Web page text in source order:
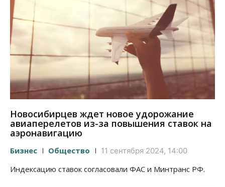
Новосибирцев ждет новое удорожание
авиаперелетов из-за повышения ставок на
аэронавигацию
Бизнес Общество 11 сентября 2024, 14:00
Индексацию ставок согласовали ФАС и Минтранс РФ.